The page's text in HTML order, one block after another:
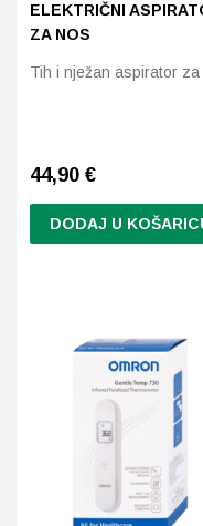
ELEKTRIČNI
ZA NOS
Tih i nježan aspirator za
44,90 €
DODAJ U